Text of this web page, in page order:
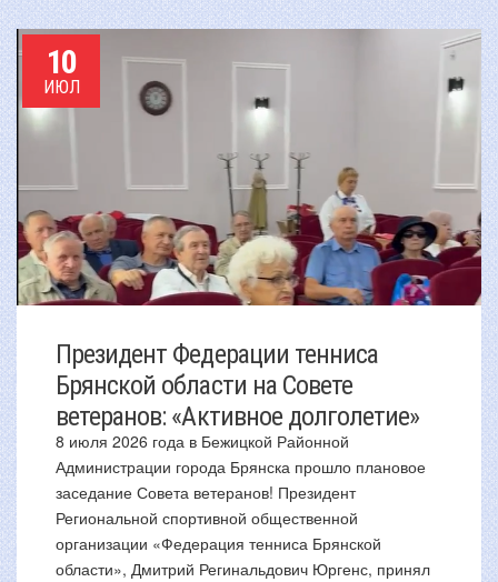
10
ИЮЛ
Президент Федерации тенниса
Брянской области на Совете
ветеранов: «Активное долголетие»
8 июля 2026 года в Бежицкой Районной
Администрации города Брянска прошло плановое
заседание Совета ветеранов! Президент
Региональной спортивной общественной
организации «Федерация тенниса Брянской
области», Дмитрий Регинальдович Юргенс, принял